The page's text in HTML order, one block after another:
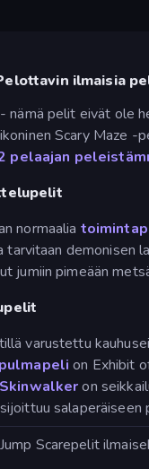
ilmaisia
nämä pelit eivät ole
Scary Maze
pelaajan
normaalia
demonisen
jumiin pimeään
varustettu
pulmapelion Exhibit
Skinwalkeron
salaperäiseen
Scarepelit